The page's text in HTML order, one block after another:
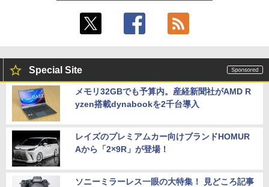
Special Site
メモリ32GBでも予算内。産経新聞社がAMD R
yzen搭載dynabookを2千台導入
レイズのプレミアムカー向けブランドHOMUR
Aから「2×9R」が登場！
ソニーミラーレス一眼の大特集！ 見どころ記事